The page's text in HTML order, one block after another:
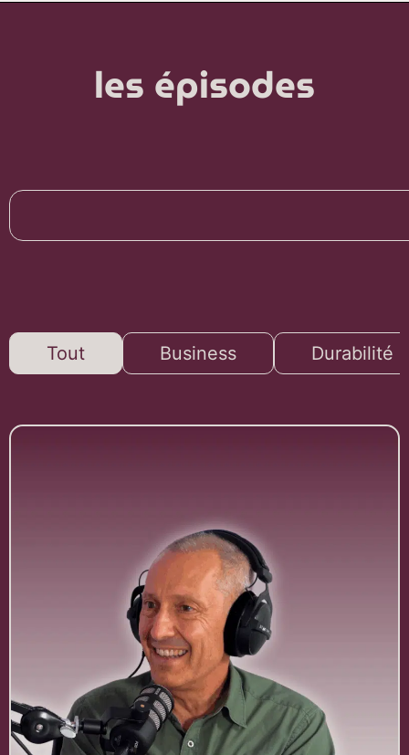
les épisodes
Business Durabilité
Tout